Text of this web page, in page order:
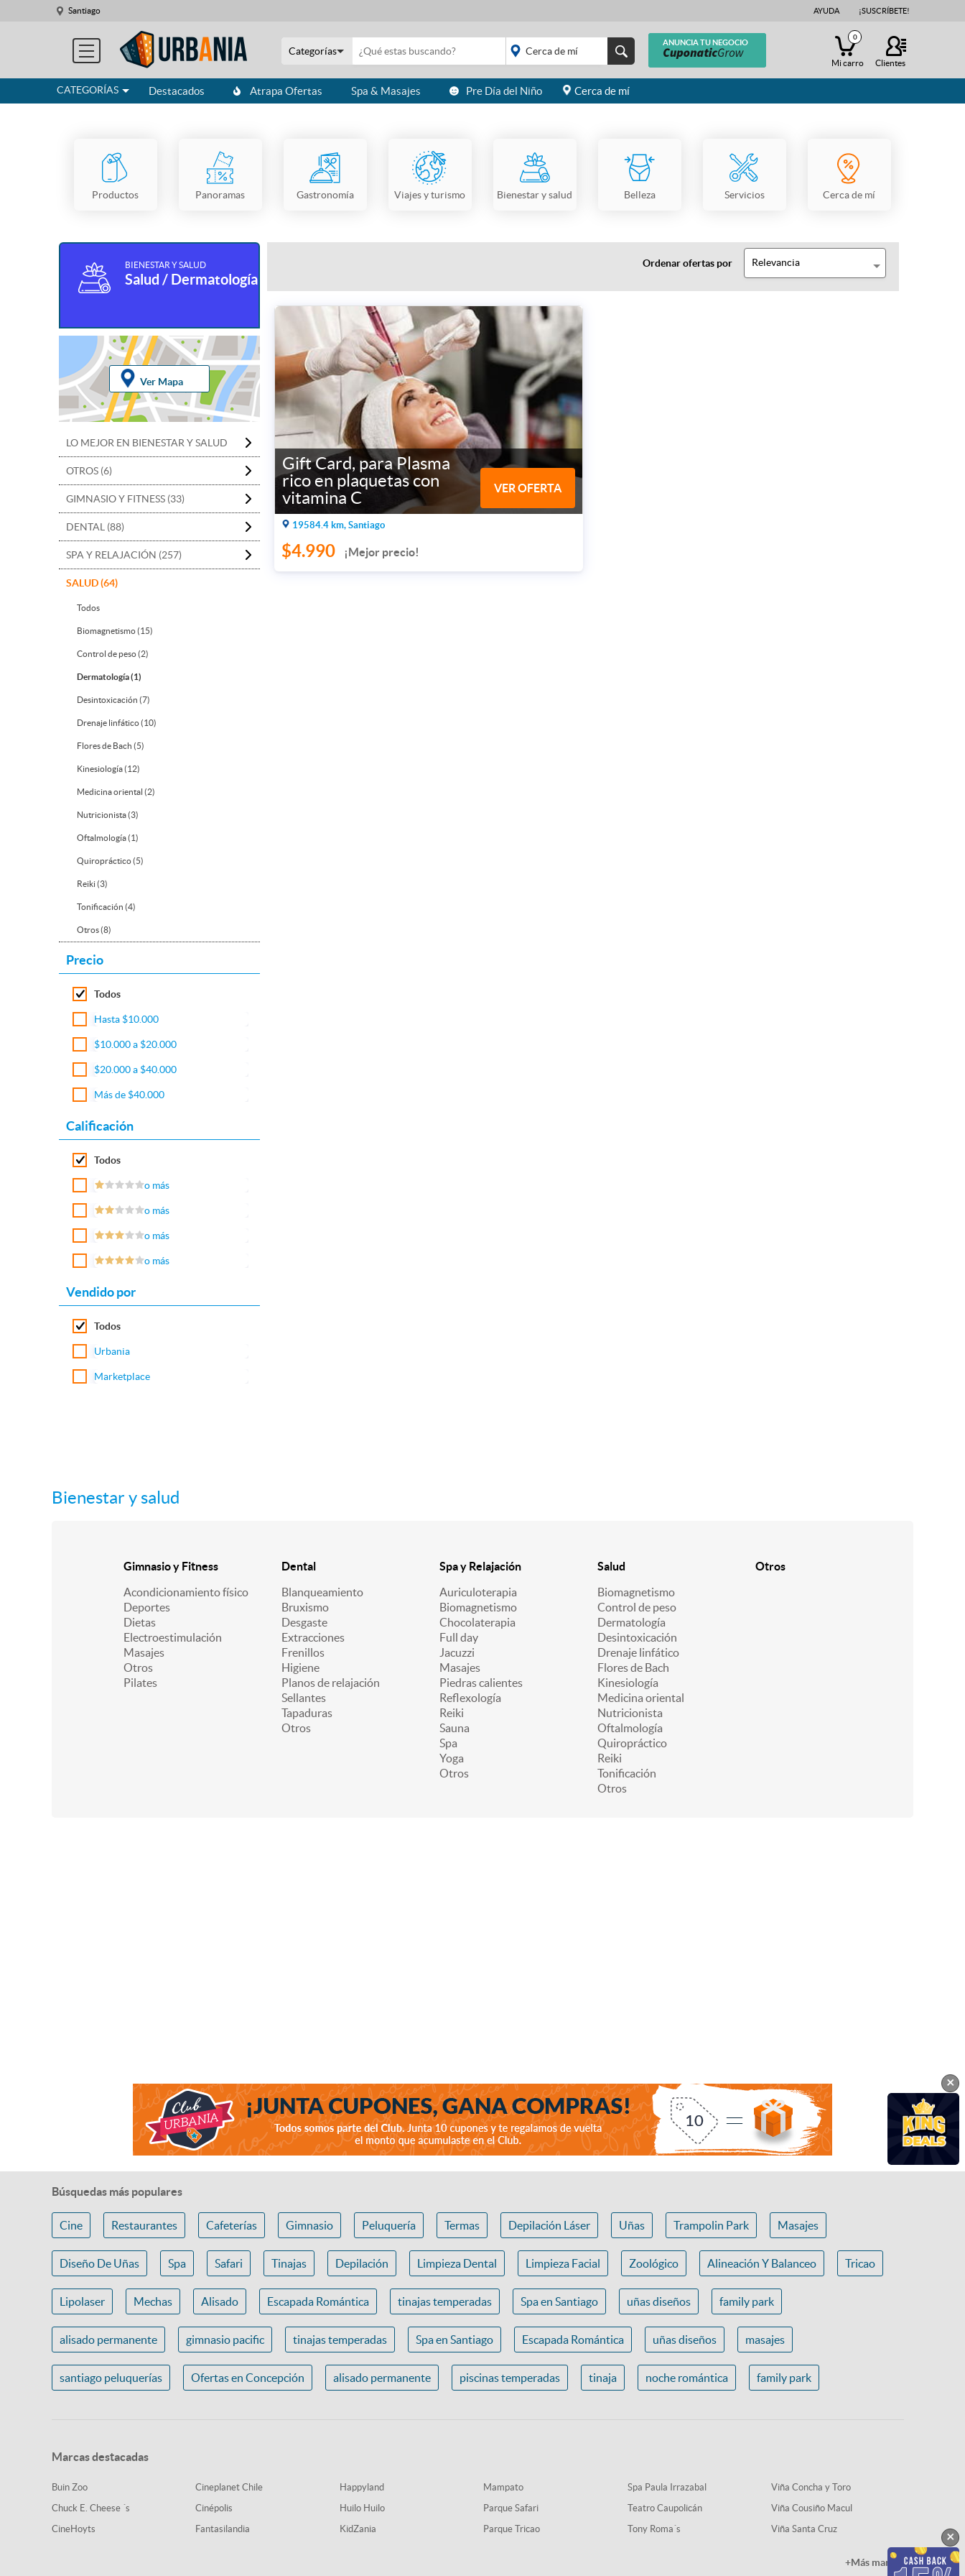
Santiago AYUDA ¡SUSCRÍBETE!
CATEGORÍAS
ANUNCIA TU NEGOCIO
Clientes
Categorías
placeholder="Todo el
0
Mi carro
Destacados Atrapa Ofertas Spa & Masajes Pre Día del Niño Cerca de mí
Productos Panoramas Gastronomía Viajes y turismo Bienestar y salud Belleza Servicios Cerca de mí
BIENESTAR Y SALUD
Salud / Dermatología
Ver Mapa
LO MEJOR EN BIENESTAR Y SALUD
OTROS (6)
GIMNASIO Y FITNESS (33)
DENTAL (88)
SPA Y RELAJACIÓN (257)
SALUD (64)
Todos
Biomagnetismo (15)
Control de peso (2)
Dermatología (1)
Desintoxicación (7)
Drenaje linfático (10)
Flores de Bach (5)
Kinesiología (12)
Medicina oriental (2)
Nutricionista (3)
Oftalmología (1)
Quiropráctico (5)
Reiki (3)
Tonificación (4)
Otros (8)
Precio
Todos
Hasta $10.000
$10.000 a $20.000
$20.000 a $40.000
Más de $40.000
Calificación
Todos
o más
o más
o más
o más
Vendido por
Todos
Urbania
Marketplace
Ordenar ofertas por Relevancia
Gift Card, para Plasma
rico en plaquetas con
vitamina C
VER OFERTA
19584.4 km, Santiago
$4.990 ¡Mejor precio!
Bienestar y salud
Gimnasio y Fitness
Acondicionamiento físico
Deportes
Dietas
Electroestimulación
Masajes
Otros
Pilates
Dental
Blanqueamiento
Bruxismo
Desgaste
Extracciones
Frenillos
Higiene
Planos de relajación
Sellantes
Tapaduras
Otros
Spa y Relajación
Auriculoterapia
Biomagnetismo
Chocolaterapia
Full day
Jacuzzi
Masajes
Piedras calientes
Reflexología
Reiki
Sauna
Spa
Yoga
Otros
Salud
Biomagnetismo
Control de peso
Dermatología
Desintoxicación
Drenaje linfático
Flores de Bach
Kinesiología
Medicina oriental
Nutricionista
Oftalmología
Quiropráctico
Reiki
Tonificación
Otros
Otros
Búsquedas más populares
Cine Restaurantes Cafeterías Gimnasio Peluquería Termas Depilación Láser Uñas Trampolin Park Masajes
Diseño De Uñas Spa Safari Tinajas Depilación Limpieza Dental Limpieza Facial Zoológico Alineación Y Balanceo Tricao
Lipolaser Mechas Alisado Escapada Romántica tinajas temperadas Spa en Santiago uñas diseños family park
alisado permanente gimnasio pacific tinajas temperadas Spa en Santiago Escapada Romántica uñas diseños masajes
santiago peluquerías Ofertas en Concepción alisado permanente piscinas temperadas tinaja noche romántica family park
Marcas destacadas
Buin Zoo
Chuck E. Cheese ´s
CineHoyts
Cineplanet Chile
Cinépolis
Fantasilandia
Happyland
Huilo Huilo
KidZania
Mampato
Parque Safari
Parque Tricao
Spa Paula Irrazabal
Teatro Caupolicán
Tony Roma´s
Viña Concha y Toro
Viña Cousiño Macul
Viña Santa Cruz
+Más marcas
×
×